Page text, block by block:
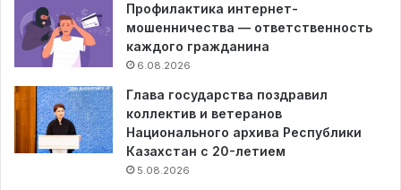
Профилактика интернет-
мошенничества — ответственность
каждого гражданина
6.08.2026
Глава государства поздравил
коллектив и ветеранов
Национального архива Республики
Казахстан с 20-летием
5.08.2026